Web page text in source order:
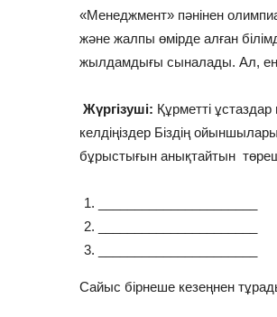
«Менеджмент» пәнінен
және жалпы өмірде алған
жылдамдығы сыналады. Ал,
Жүргізуші: Құрметті
келдіңіздер Біздің
бұрыстығын анықтайтын
Сайыс бірнеше кезеңнен